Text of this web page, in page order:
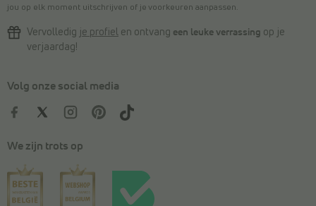
jou op elk moment uitschrijven of je voorkeuren aanpassen.
Vervolledig je profiel en ontvang een leuke verrassing op je
verjaardag!
Volg onze social media
We zijn trots op